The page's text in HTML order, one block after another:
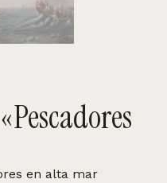
en alta mar